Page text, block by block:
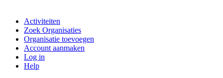
Activiteiten
Zoek Organisaties
Organisatie toevoegen
Account aanmaken
Log in
Help